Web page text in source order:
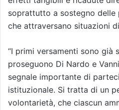
soprattutto a sostegno delle
che attraversano situazioni
“I primi versamenti sono già
proseguono Di Nardo e
segnale importante di
istituzionale. Si tratta di un
volontarietà, che ciascun